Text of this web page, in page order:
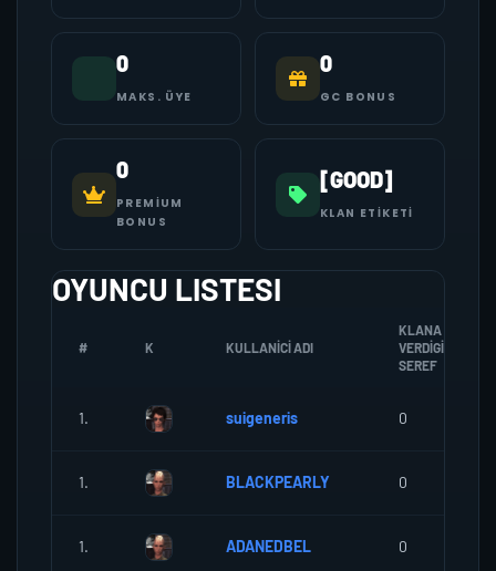
0
MAKS. ÜYE
0
GC BONUS
0
PREMIUM
BONUS
[GOOD]
KLAN ETIKETI
OYUNCU LISTESI
# K KULLANICI ADI
KLANA
VERDIGI
SEREF
1. suigeneris 0
1. BLACKPEARLY 0
1. ADANEDBEL 0